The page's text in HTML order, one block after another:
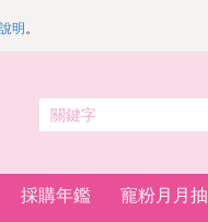
明 。
採購年鑑 寵粉月月抽